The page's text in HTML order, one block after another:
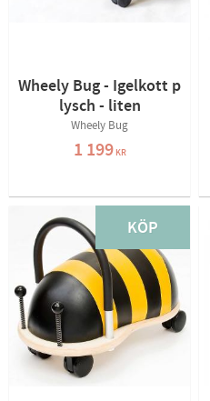
Wheely Bug - Igelkott p
lysch - liten
Wheely Bug
1 199KR
KÖP